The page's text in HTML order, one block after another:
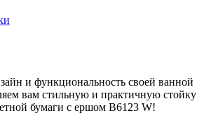
и функциональность своей ванной
вам стильную и практичную стойку
бумаги с ершом B6123 W!